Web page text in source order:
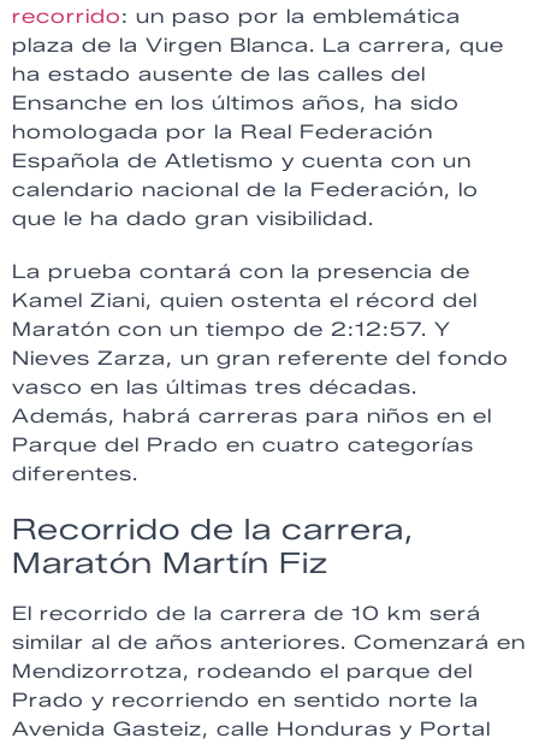
recorrido: un paso por la emblemática
plaza de la Virgen Blanca. La carrera, que
ha estado ausente de las calles del
Ensanche en los últimos años, ha sido
homologada por la Real Federación
Española de Atletismo y cuenta con un
calendario nacional de la Federación, lo
que le ha dado gran visibilidad.
La prueba contará con la presencia de
Kamel Ziani, quien ostenta el récord del
Maratón con un tiempo de 2:12:57. Y
Nieves Zarza, un gran referente del fondo
vasco en las últimas tres décadas.
Además, habrá carreras para niños en el
Parque del Prado en cuatro categorías
diferentes.
Recorrido de la carrera,
Maratón Martín Fiz
El recorrido de la carrera de 10 km será
similar al de años anteriores. Comenzará en
Mendizorrotza, rodeando el parque del
Prado y recorriendo en sentido norte la
Avenida Gasteiz, calle Honduras y Portal